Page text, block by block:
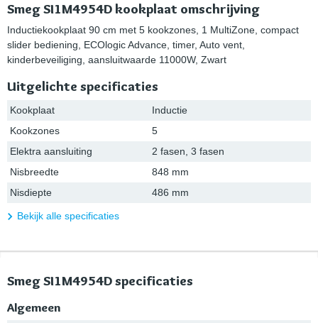
Smeg SI1M4954D kookplaat omschrijving
Inductiekookplaat 90 cm met 5 kookzones, 1 MultiZone, compact
slider bediening, ECOlogic Advance, timer, Auto vent,
kinderbeveiliging, aansluitwaarde 11000W, Zwart
Uitgelichte specificaties
Kookplaat
Inductie
Kookzones
5
Elektra aansluiting
2 fasen, 3 fasen
Nisbreedte
848 mm
Nisdiepte
486 mm
Bekijk alle specificaties
Smeg SI1M4954D specificaties
Algemeen